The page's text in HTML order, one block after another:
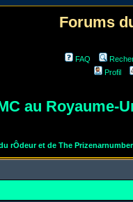
Forums
FAQ
Profil
au Royaume-
rÔdeur et de The